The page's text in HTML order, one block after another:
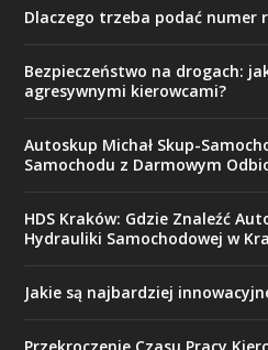
Dlaczego trzeba podać numer
Bezpieczeństwo na drogach:
agresywnymi kierowcami?
Autoskup Michał Skup-
Samochodu z Darmowym
HDS Kraków: Gdzie Znaleźć
Hydrauliki Samochodowej w
Jakie są najbardziej
Przekroczenie Czasu Pracy